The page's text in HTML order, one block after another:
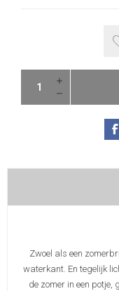
Zwoel als een
waterkant. En tegelijk
de zomer in een potje,